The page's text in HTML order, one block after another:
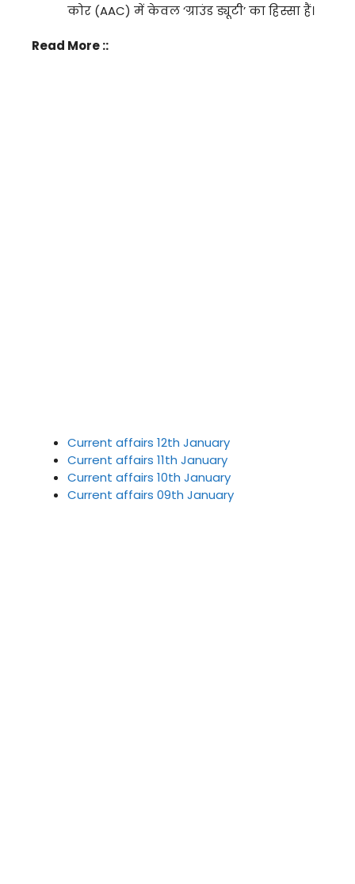
कोर (AAC) में केवल ‘ग्राउंड ड्यूटी’ का हिस्सा हैं।
Read More ::
Current affairs 12th January
Current affairs 11th January
Current affairs 10th January
Current affairs 09th January